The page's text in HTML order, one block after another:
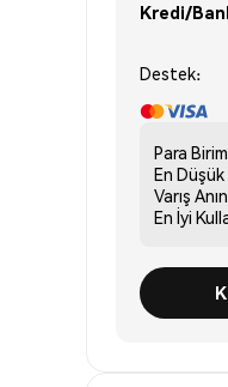
Kredi/
Destek:
Para
En
Varış
En İyi